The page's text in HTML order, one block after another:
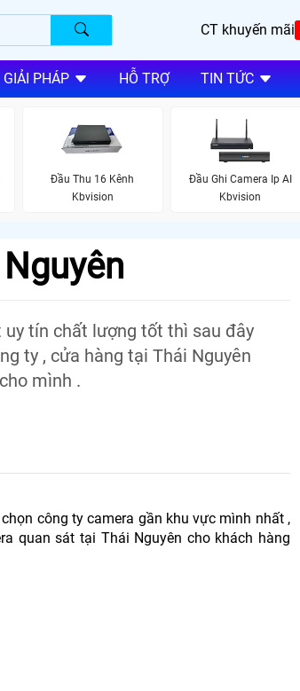
CT khuyến mãi
GIẢI PHÁP HỖ TRỢ TIN TỨC
Đầu Thu 16 Kênh
Kbvision
Đầu Ghi Camera Ip AI
Kbvision
tín chất lượng tốt thì sau đây
ty , cửa hàng tại Thái Nguyên
mình .
công ty camera gần khu vực mình nhất ,
quan sát tại Thái Nguyên cho khách hàng